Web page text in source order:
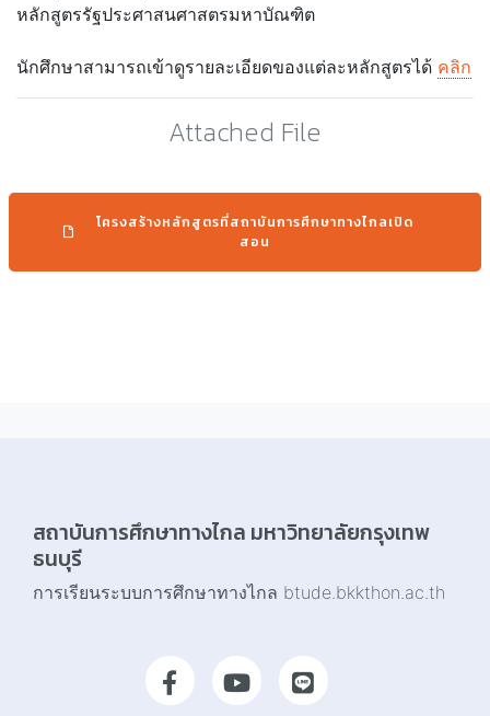
หลักสูตรรัฐประศาสนศาสตรมหาบัณฑิต
นักศึกษาสามารถเข้าดูรายละเอียดของแต่ละหลักสูตรได้ คลิก
Attached File
โครงสร้างหลักสูตรที่สถาบันการศึกษาทางไกลเปิด
สอน
สถาบันการศึกษาทางไกล มหาวิทยาลัยกรุงเทพ
ธนบุรี
การเรียนระบบการศึกษาทางไกล btude.bkkthon.ac.th